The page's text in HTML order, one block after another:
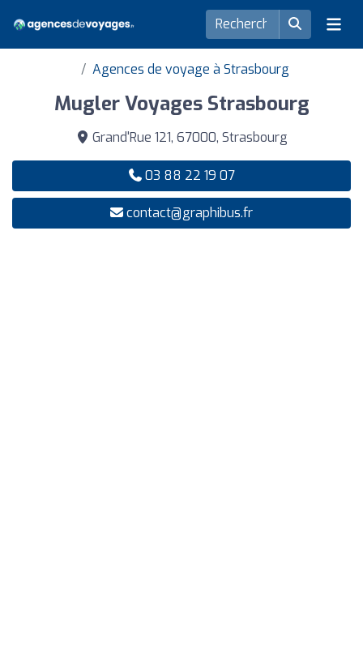
Agences de voyage à Strasbourg
Mugler Voyages Strasbourg
Grand'Rue 121, 67000, Strasbourg
03 88 22 19 07
contact@graphibus.fr